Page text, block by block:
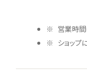
営業時間
ショップ